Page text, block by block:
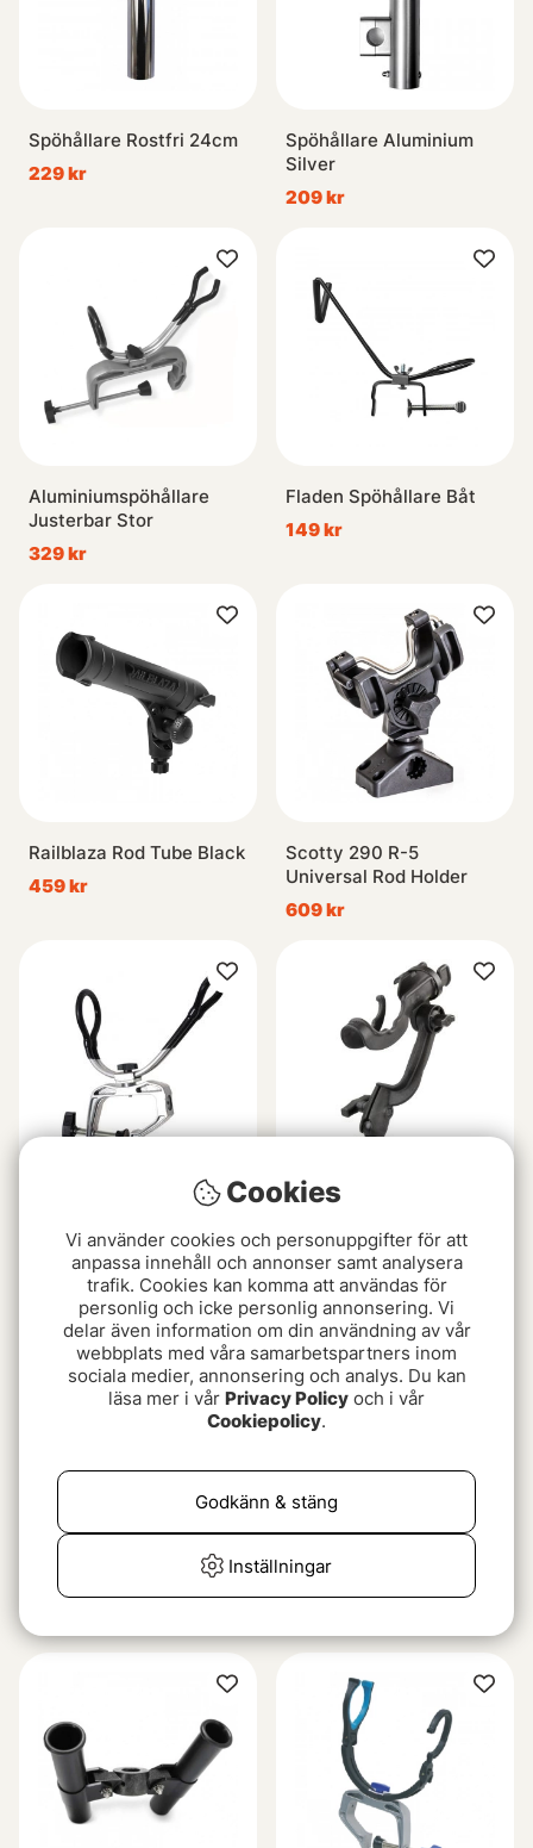
Spöhållare Rostfri 24cm
229 kr
Spöhållare Aluminium
Silver
209 kr
Aluminiumspöhållare
Justerbar Stor
329 kr
Fladen Spöhållare Båt
149 kr
Railblaza Rod Tube Black
459 kr
Scotty 290 R-5
Universal Rod Holder
609 kr
Wiggler Spöhållare med
tving
269 kr
RAM Rod Revolution Rod
Holder
959 kr
Railblaza Rod Holder
Extender
Railblaza Rod Tube
StarPort HD Kit Black
Cookies
Vi använder cookies och personuppgifter för att
anpassa innehåll och annonser samt analysera
trafik. Cookies kan komma att användas för
personlig och icke personlig annonsering. Vi
delar även information om din användning av vår
webbplats med våra samarbetspartners inom
sociala medier, annonsering och analys. Du kan
läsa mer i vår Privacy Policy och i vår
Cookiepolicy.
Inställningar
Godkänn & stäng